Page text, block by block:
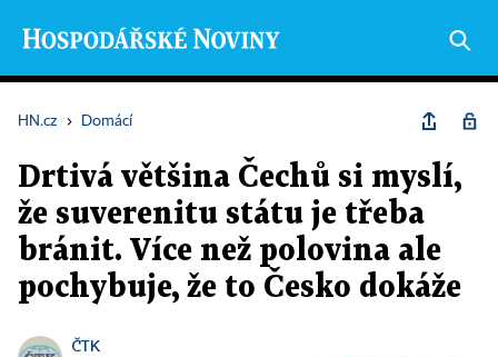
HN.cz › Domácí
Drtivá většina Čechů si myslí,
že suverenitu státu je třeba
bránit. Více než polovina ale
pochybuje, že to Česko dokáže
ČTK